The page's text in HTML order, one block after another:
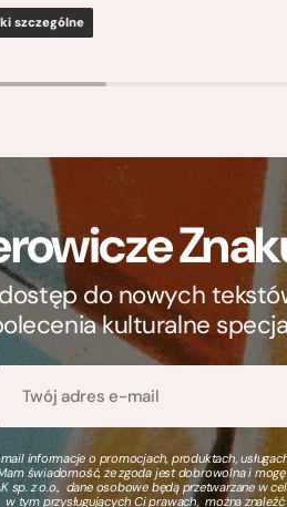
szczególne
do nowych
kulturalne
informacje o promocjach, produktach,
świadomość, że zgoda jest dobrowolna i
z o.o., dane osobowe będą przetwarzane w
w tym przysługujących Ci prawach, można znaleźć